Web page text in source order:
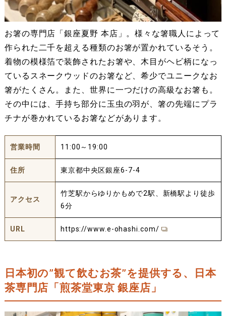
お箸の専門店「銀座夏野 本店」。様々な箸職人によって
作られた二千を超える種類のお箸が置かれているそう。
着物の模様箔で装飾されたお箸や、木目がヘビ柄になっ
ているスネークウッドのお箸など、希少でユニークなお
箸がたくさん。また、世界に一つだけの高級なお箸も。
その中には、手持ち部分に玉虫の羽が、箸の先端にプラ
チナが巻かれているお箸などがあります。
営業時間 11:00～19:00
住所 東京都中央区銀座6-7-4
アクセス
竹芝駅からゆりかもめで2駅、新橋駅より徒歩
6分
URL https://www.e-ohashi.com/
日本初の”観て飲むお茶”を提供する、日本
茶専門店「煎茶堂東京 銀座店」